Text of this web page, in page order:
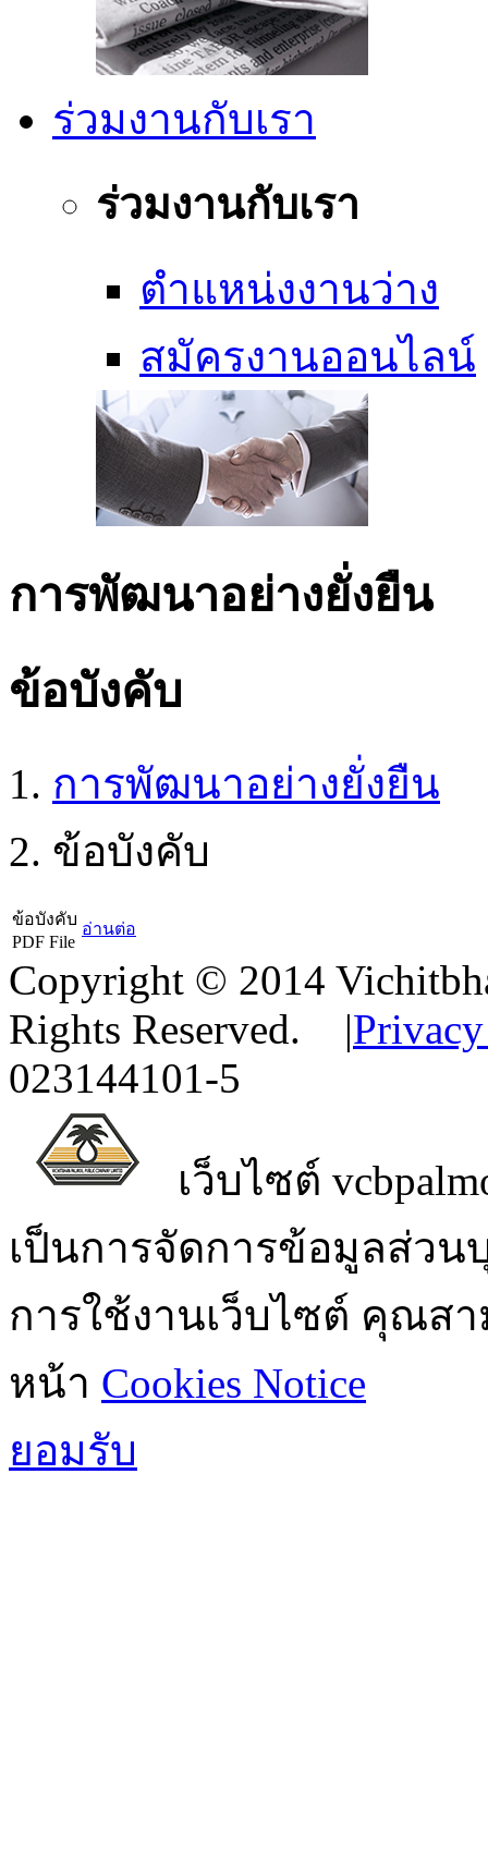
ร่วมงานกับเรา
ร่วมงานกับเรา
ตำแหน่งงานว่าง
สมัครงานออนไลน์
การพัฒนาอย่างยั่งยืน
ข้อบังคับ
การพัฒนาอย่างยั่งยืน
ข้อบังคับ
ข้อบังคับ
PDF File
อ่านต่อ
Copyright © 2014
Rights Reserved.
|
023144101-5
เว็บไซต์
เป็นการจัดการข้อมูลส่ว
การใช้งานเว็บไซต์ คุณส
หน้า Cookies Notice
ยอมรับ